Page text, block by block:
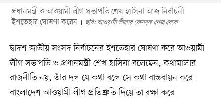
প্রধানমন্ত্রী ও আওয়ামী লীগ সভাপতি শেখ হাসিনা আজ নির্বাচনী
ইশতেহার ঘোষণা করেন
ছবি: আওয়ামী লীগের ফেসবুক পেজ থেকে
দ্বাদশ জাতীয় সংসদ নির্বাচনের ইশতেহার ঘোষণা করে আওয়ামী
লীগ সভাপতি ও প্রধানমন্ত্রী শেখ হাসিনা বলেছেন, কথামালার
রাজনীতি নয়, তাঁর দল যে কথা বলে সে কথা বাস্তবায়ন করে।
বাংলাদেশ আওয়ামী লীগ প্রতিশ্রুতি দিয়ে তা রক্ষা করে।